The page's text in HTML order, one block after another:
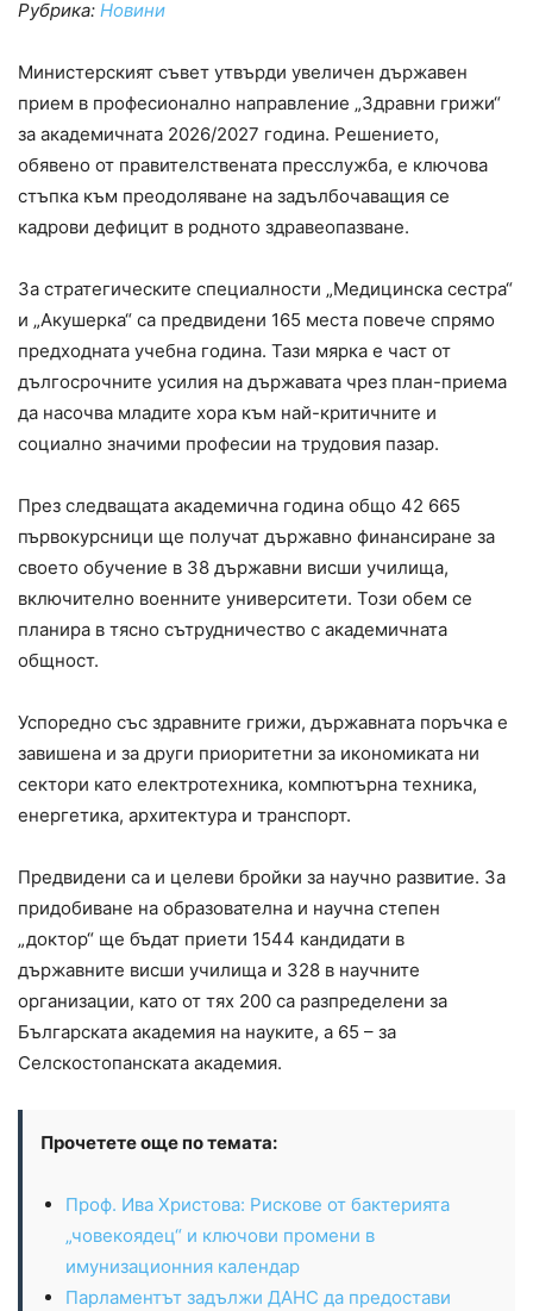
Рубрика: Новини
Министерският съвет утвърди увеличен държавен
прием в професионално направление „Здравни грижи“
за академичната 2026/2027 година. Решението,
обявено от правителствената пресслужба, е ключова
стъпка към преодоляване на задълбочаващия се
кадрови дефицит в родното здравеопазване.
За стратегическите специалности „Медицинска сестра“
и „Акушерка“ са предвидени 165 места повече спрямо
предходната учебна година. Тази мярка е част от
дългосрочните усилия на държавата чрез план-приема
да насочва младите хора към най-критичните и
социално значими професии на трудовия пазар.
През следващата академична година общо 42 665
първокурсници ще получат държавно финансиране за
своето обучение в 38 държавни висши училища,
включително военните университети. Този обем се
планира в тясно сътрудничество с академичната
общност.
Успоредно със здравните грижи, държавната поръчка е
завишена и за други приоритетни за икономиката ни
сектори като електротехника, компютърна техника,
енергетика, архитектура и транспорт.
Предвидени са и целеви бройки за научно развитие. За
придобиване на образователна и научна степен
„доктор“ ще бъдат приети 1544 кандидати в
държавните висши училища и 328 в научните
организации, като от тях 200 са разпределени за
Българската академия на науките, а 65 – за
Селскостопанската академия.
Прочетете още по темата:
Проф. Ива Христова: Рискове от бактерията
„човекоядец“ и ключови промени в
имунизационния календар
Парламентът задължи ДАНС да предостави